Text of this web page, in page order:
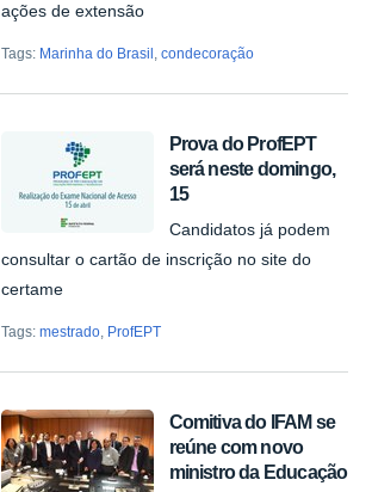
ações de extensão
Tags: Marinha do Brasil,condecoração
Prova do ProfEPT
será neste domingo,
15
Candidatos já podem
consultar o cartão de inscrição no site do
certame
Tags:mestrado, ProfEPT
Comitiva do IFAM se
reúne com novo
ministro da Educação